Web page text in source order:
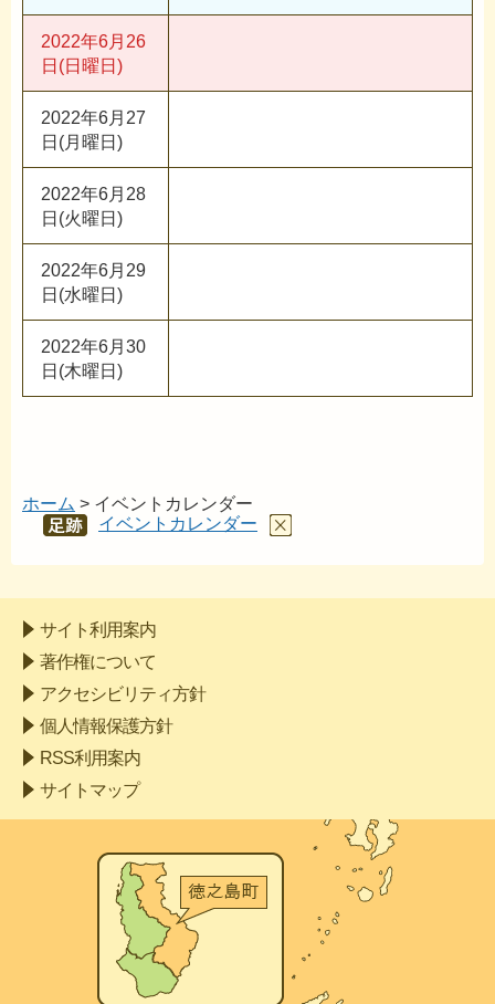
2022年6月26
日(日曜日)
2022年6月27
日(月曜日)
2022年6月28
日(火曜日)
2022年6月29
日(水曜日)
2022年6月30
日(木曜日)
ホーム > イベントカレンダー
あし
イベントカレンダー
サイト利用案内
著作権について
アクセシビリティ方針
個人情報保護方針
RSS利用案内
サイトマップ